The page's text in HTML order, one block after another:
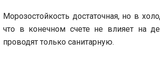
Морозостойкость достаточная, но в
что в конечном счете не влияет на
проводят только санитарную.